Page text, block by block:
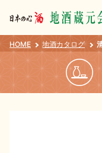
会員登録
HOME 地酒カタログ